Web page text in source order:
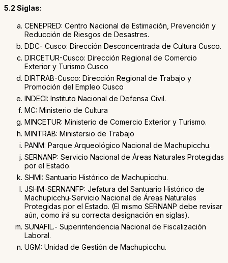
5.2 Siglas:
CENEPRED: Centro Nacional de Estimación, Prevención y
Reducción de Riesgos de Desastres.
DDC- Cusco: Dirección Desconcentrada de Cultura Cusco.
DIRCETUR-Cusco: Dirección Regional de Comercio
Exterior y Turismo Cusco
DIRTRAB-Cusco: Dirección Regional de Trabajo y
Promoción del Empleo Cusco
INDECI: Instituto Nacional de Defensa Civil.
MC: Ministerio de Cultura
MINCETUR: Ministerio de Comercio Exterior y Turismo.
MINTRAB: Ministersio de Trabajo
PANM: Parque Arqueológico Nacional de Machupicchu.
SERNANP: Servicio Nacional de Áreas Naturales Protegidas
por el Estado.
SHMI: Santuario Histórico de Machupicchu.
JSHM-SERNANFP: Jefatura del Santuario Histórico de
Machupicchu-Servicio Nacional de Áreas Naturales
Protegidas por el Estado. (El mismo SERNANP debe revisar
aún, como irá su correcta designación en siglas).
SUNAFIL.- Superintendencia Nacional de Fiscalización
Laboral.
UGM: Unidad de Gestión de Machupicchu.